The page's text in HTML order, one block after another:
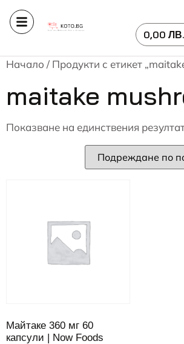
0,00 ЛВ.
Начало / Продукти с етикет
maitake
Показване на единствения
Майтаке 360 мг 60
капсули | Now Foods